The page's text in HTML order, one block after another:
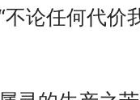
论任何代价